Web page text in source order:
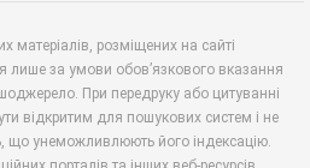
матеріалів, розміщених на сайті
лише за умови обов’язкового вказання
При передруку або цитуванні
відкритим для пошукових систем і не
що унеможливлюють його індексацію.